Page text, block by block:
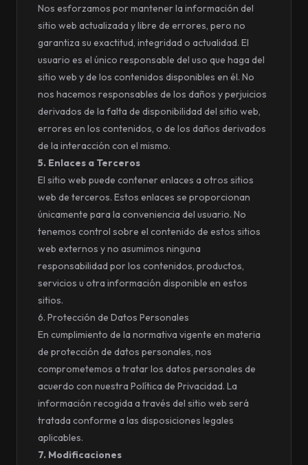
Nos esforzamos por mantener la información del
sitio web actualizada y libre de errores, pero no
garantiza su exactitud, integridad o actualidad. El
usuario es el único responsable del uso que haga del
sitio web y de los contenidos disponibles en él. No
nos hacemos responsables de los daños y perjuicios
derivados de la falta de disponibilidad del sitio web,
errores en los contenidos, o de los daños derivados
de la interacción con el mismo.
5. Enlaces a Terceros
El sitio web puede contener enlaces a otros sitios
web de terceros. Estos enlaces se proporcionan
únicamente para la conveniencia del usuario. No
tenemos control sobre el contenido de estos sitios
web externos y no asumimos ninguna
responsabilidad por los contenidos, productos,
servicios u otra información disponible en estos
sitios.
6. Protección de Datos Personales
En cumplimiento de la normativa vigente en materia
de protección de datos personales, nos
comprometemos a tratar los datos personales de
acuerdo con nuestra Política de Privacidad. La
información recogida a través del sitio web será
tratada conforme a las disposiciones legales
aplicables.
7. Modificaciones